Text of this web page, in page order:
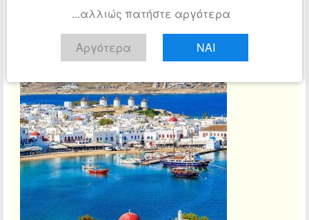
...αλλιώς πατήστε αργότερα
Αργότερα ΝΑΙ